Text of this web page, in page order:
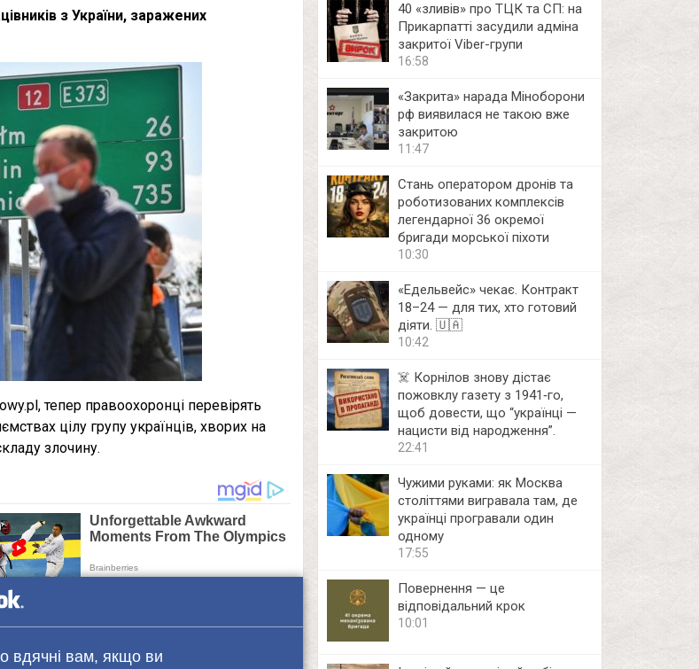
з України, заражених
тепер правоохоронці перевірять
цілу групу українців, хворих на
злочину.
40 «зливів» про ТЦК та СП: на
Прикарпатті засудили адміна
закритої Viber-групи
16:58
«Закрита» нарада Міноборони
рф виявилася не такою вже
закритою
11:47
Стань оператором дронів та
роботизованих комплексів
легендарної 36 окремої
бригади морської піхоти
10:30
«Едельвейс» чекає. Контракт
18–24 — для тих, хто готовий
діяти. 🇺🇦
10:42
☠️ Корнілов знову дістає
пожовклу газету з 1941‑го,
щоб довести, що “українці —
нацисти від народження”.
22:41
Чужими руками: як Москва
століттями вигравала там, де
українці програвали один
одному
17:55
Повернення — це
відповідальний крок
10:01
вдячні вам, якщо ви